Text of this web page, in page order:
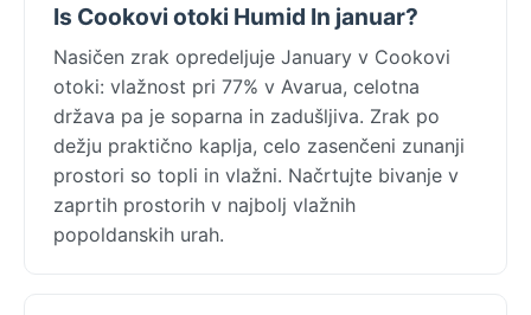
Is Cookovi otoki Humid In januar?
Nasičen zrak opredeljuje January v Cookovi
otoki: vlažnost pri 77% v Avarua, celotna
država pa je soparna in zadušljiva. Zrak po
dežju praktično kaplja, celo zasenčeni zunanji
prostori so topli in vlažni. Načrtujte bivanje v
zaprtih prostorih v najbolj vlažnih
popoldanskih urah.